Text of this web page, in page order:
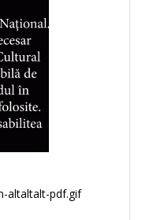
altaltalt-pdf.gif